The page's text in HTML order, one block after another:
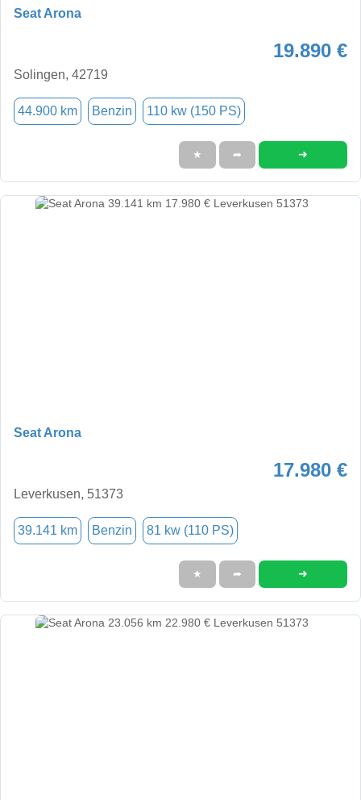
Seat Arona
19.890 €
Solingen, 42719
44.900 km Benzin 110 kw (150 PS)
★ ➦ ➜
Seat Arona
17.980 €
Leverkusen, 51373
39.141 km Benzin 81 kw (110 PS)
★ ➦ ➜